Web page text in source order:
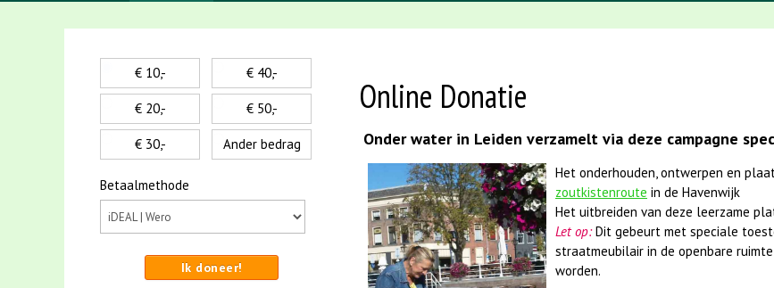
Online Donatie
Onder water in Leiden verzamelt via deze campagne
Het onderhouden, ontwerpen en
zoutkistenroute in de Havenwijk
Het uitbreiden van deze leerzame
Let op:Dit gebeurt met speciale
straatmeubilair in de openbare
worden.
€ 10,-
€ 20,-
€ 30,-
€ 40,-
€ 50,-
Ander bedrag
Betaalmethode
Ik doneer!